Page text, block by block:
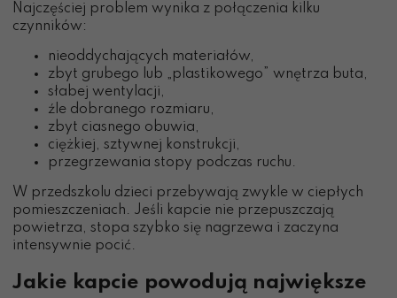
Najczęściej problem wynika z połączenia kilku
czynników:
nieoddychających materiałów,
zbyt grubego lub „plastikowego” wnętrza buta,
słabej wentylacji,
źle dobranego rozmiaru,
zbyt ciasnego obuwia,
ciężkiej, sztywnej konstrukcji,
przegrzewania stopy podczas ruchu.
W przedszkolu dzieci przebywają zwykle w ciepłych
pomieszczeniach. Jeśli kapcie nie przepuszczają
powietrza, stopa szybko się nagrzewa i zaczyna
intensywnie pocić.
Jakie kapcie powodują największe